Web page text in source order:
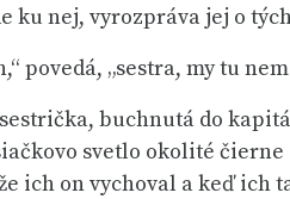
ku nej, vyrozpráva jej o
povedá, „sestra, my tu
buchnutá do
svetlo okolité
ich on vychoval a keď ich